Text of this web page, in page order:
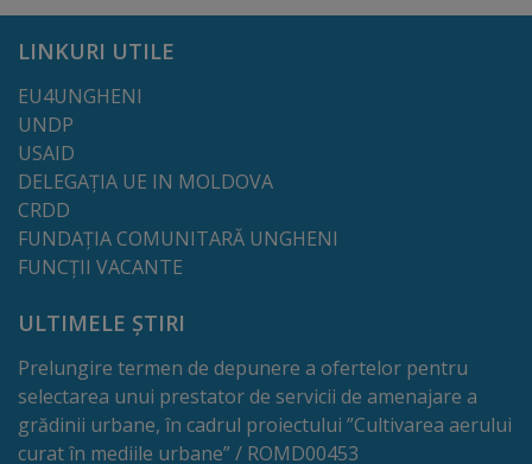
Orașul
în
imagini
Galerie
Galerii
foto
Administrație
Primărie
LINKURI UTILE
EU4UNGHENI
UNDP
USAID
DELEGAȚIA UE IN MOLDOVA
CRDD
FUNDAȚIA COMUNITARĂ UNGHENI
FUNCȚII VACANTE
ULTIMELE ȘTIRI
Prelungire termen de depunere a ofertelor pentru
selectarea unui prestator de servicii de amenajare a
grădinii urbane, în cadrul proiectului ”Cultivarea aerului
curat în mediile urbane” / ROMD00453